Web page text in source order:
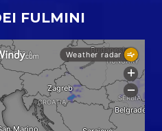
FULMINI